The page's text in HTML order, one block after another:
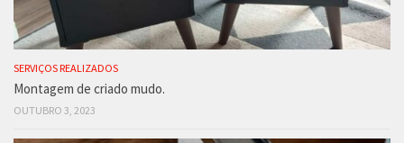
SERVIÇOS REALIZADOS
Montagem de criado mudo.
OUTUBRO 3, 2023